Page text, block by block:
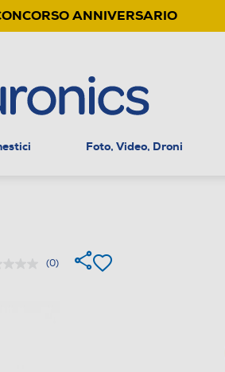
ANNIVERSARIO
Foto, Video, Droni
(0)